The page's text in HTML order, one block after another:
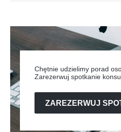
Chętnie udzielimy porad
Zarezerwuj spotkanie
ZAREZERWUJ